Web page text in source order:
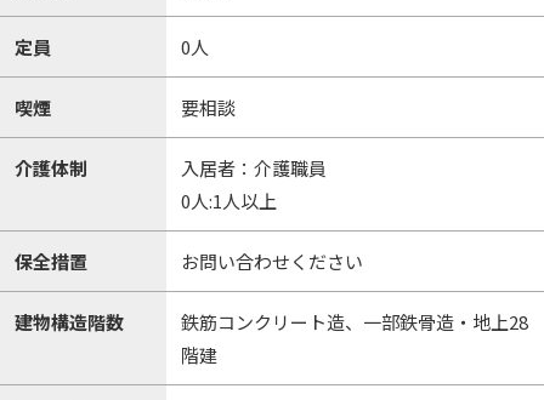
定員 0人
喫煙 要相談
介護体制
入居者：介護職員
0人:1人以上
保全措置 お問い合わせください
建物構造階数
鉄筋コンクリート造、一部鉄骨造・地上28
階建